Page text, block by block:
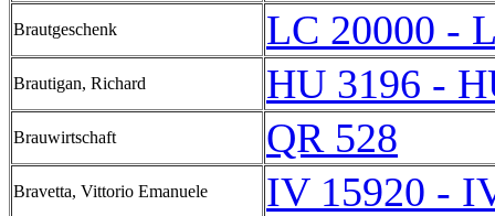
Brautgeschenk LC 20000 -
Brautigan, Richard HU 3196 -
Brauwirtschaft QR 528
Bravetta, Vittorio Emanuele IV 15920 -